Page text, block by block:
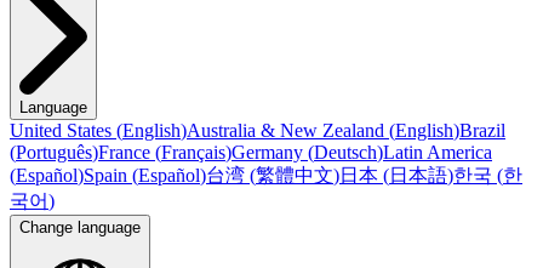
Language
United States (English)Australia & New Zealand (English)Brazil
(Português)France (Français)Germany (Deutsch)Latin America
(Español)Spain (Español)台湾 (繁體中文)日本 (日本語)한국 (한
국어)
Change language